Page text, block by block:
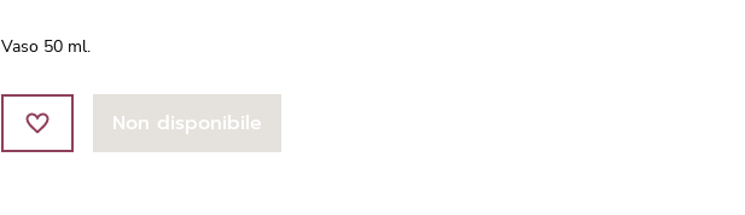
Vaso 50 ml.
Non disponibile